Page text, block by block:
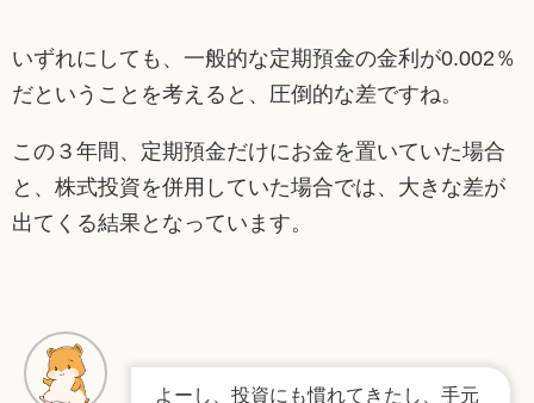
いずれにしても、一般的な定期預金の金利が0.002％
だということを考えると、圧倒的な差ですね。
この３年間、定期預金だけにお金を置いていた場合
と、株式投資を併用していた場合では、大きな差が
出てくる結果となっています。
よーし、投資にも慣れてきたし、手元